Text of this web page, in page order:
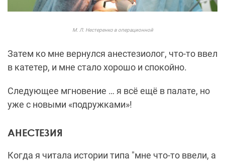
М. Л. Нестеренко в операционной
Затем ко мне вернулся анестезиолог, что-то ввел
в катетер, и мне стало хорошо и спокойно.
Следующее мгновение … я всё ещё в палате, но
уже с новыми «подружками»!
АНЕСТЕЗИЯ
Когда я читала истории типа "мне что-то ввели, а